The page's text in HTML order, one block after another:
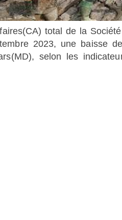
total de la
2023, une baisse
selon les